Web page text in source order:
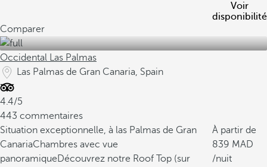
Voir
disponibilité
Comparer
Occidental Las Palmas
Las Palmas de Gran Canaria, Spain
4.4/5
443 commentaires
Situation exceptionnelle, à las Palmas de Gran
CanariaChambres avec vue
panoramiqueDécouvrez notre Roof Top (sur
À partir de
839
/nuit